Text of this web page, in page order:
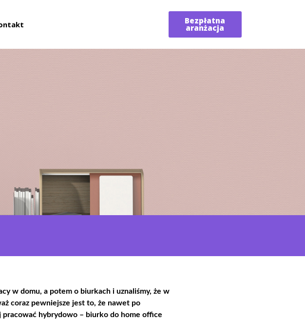
Bezpłatna
aranżacja
w domu, a potem o biurkach i uznaliśmy, że w
coraz pewniejsze jest to, że nawet po
pracować hybrydowo – biurko do home office